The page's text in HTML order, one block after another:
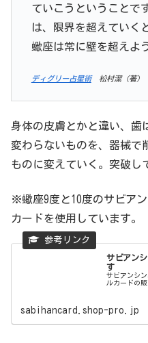
ていこうということで
は、限界を超えていく
蠍座は常に壁を超えよ
ディグリー占星術松村潔（著）
身体の皮膚とかと違い、歯
変わらないものを、器械で
ものに変えていく。突破し
※蠍座9度と10度のサビア
カードを使用しています。
サビアン
す
サビアンシ
ルカードの
sabihancard.shop-pro.jp